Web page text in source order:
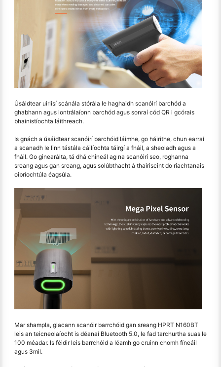
Úsáidtear uirlisí scánála stórála le haghaidh scanóirí barchód a
ghabhann agus iontrálaíonn barchód agus sonraí cód QR i gcórais
bhainistíochta láithreach.
Is gnách a úsáidtear scanóirí barchóid láimhe, go háirithe, chun earraí
a scanadh le linn tástála cáilíochta táirgí a fháil, a sheoladh agus a
fháil. Go ginearálta, tá dhá chineál ag na scanóirí seo, roghanna
sreang agus gan sreang, agus solúbthacht á thairiscint do riachtanais
oibríochtúla éagsúla.
Mar shampla, glacann scanóir barrchóid gan sreang HPRT N160BT
leis an teicneolaíocht is déanaí Bluetooth 5.0, le fad tarchurtha suas le
100 méadar. Is féidir leis barrchóid a léamh go cruinn chomh fíneáil
agus 3mil.